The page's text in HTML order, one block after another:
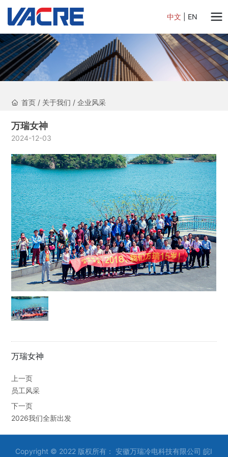
中文 EN
首页 / 关于我们 /企业风采
万瑞女神
2024-12-03
万瑞女神
上一页
员工风采
下一页
2026我们全新出发
Copyright © 2022 版权所有： 安徽万瑞冷电科技有限公司皖I